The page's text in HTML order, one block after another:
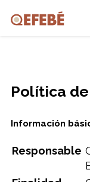
Política
Información
Responsable